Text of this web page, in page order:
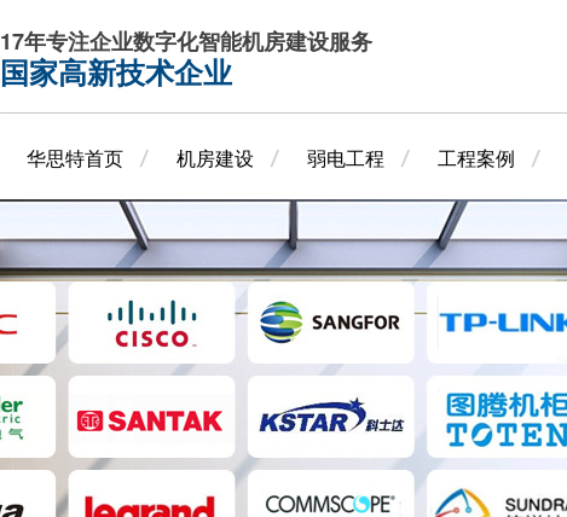
17年专注企业数字化智能机房建设服务
国家高新技术企业
华思特首页 机房建设 弱电工程 工程案例